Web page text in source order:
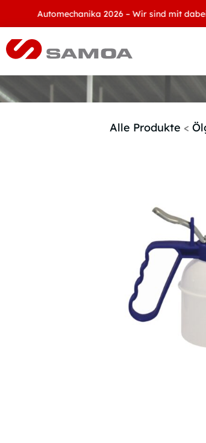
Automechanika 2026 – Wir sind mit dabei!
Alle Produkte <